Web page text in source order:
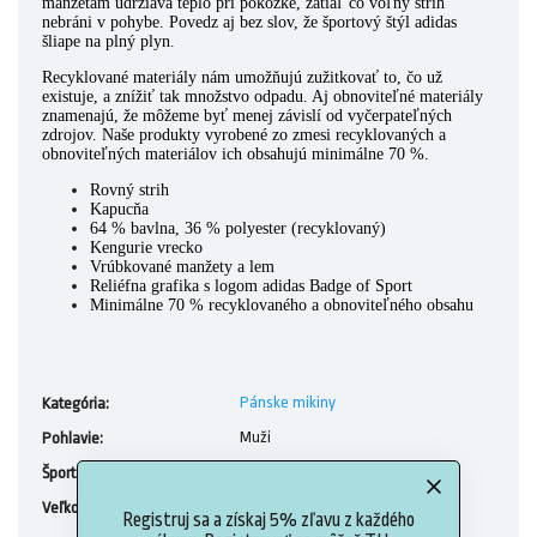
Registruj sa a získaj 5% zľavu z každého
nebráni v pohybe. Povedz aj bez slov, že športový štýl adidas
šliape na plný plyn.
Recyklované materiály nám umožňujú zužitkovať to, čo už
existuje, a znížiť tak množstvo odpadu. Aj obnoviteľné materiály
znamenajú, že môžeme byť menej závislí od vyčerpateľných
zdrojov. Naše produkty vyrobené zo zmesi recyklovaných a
obnoviteľných materiálov ich obsahujú minimálne 70 %.
Rovný strih
Kapucňa
64 % bavlna, 36 % polyester (recyklovaný)
Kengurie vrecko
Vrúbkované manžety a lem
Reliéfna grafika s logom adidas Badge of Sport
Minimálne 70 % recyklovaného a obnoviteľného obsahu
Kategória:
Pánske mikiny
Pohlavie:
Muži
Šport:
Veľkosť